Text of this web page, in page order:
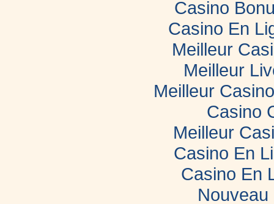
Casino
Casino En
Meilleur
Meilleur
Meilleur
Casino
Meilleur
Casino En
Casino En